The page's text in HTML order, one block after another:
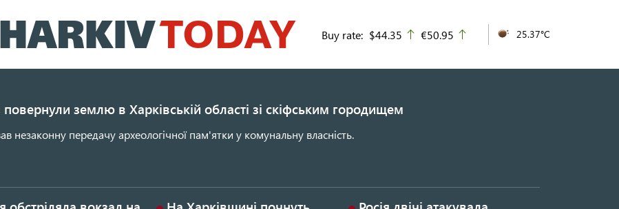
до
основного
Buy rate: $44.35 up
€50.95 25.37°C
землю в Харківській області зі скіфським городищем
незаконну передачу археологічної пам'ятки у комунальну власність.